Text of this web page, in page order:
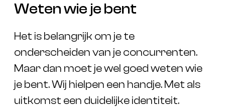
Weten wie je bent
Het is belangrijk om je te
onderscheiden van je concurrenten.
Maar dan moet je wel goed weten wie
je bent. Wij hielpen een handje. Met als
uitkomst een duidelijke identiteit.